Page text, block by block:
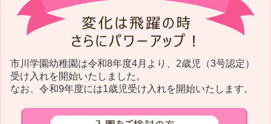
市川学園幼稚園は令和8年度4月より、2歳児（3号認定）
受け入れを開始いたしました。
なお、令和9年度には1歳児受け入れを開始いたします。